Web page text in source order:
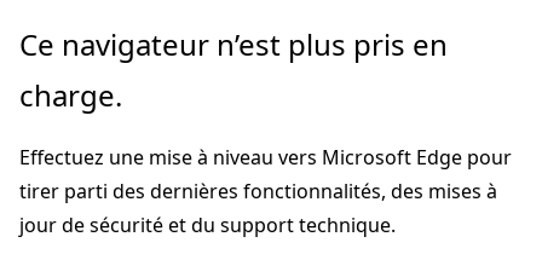
Passer
directement
au
principal
Ce navigateur n’est plus pris en
charge.
Effectuez une mise à niveau vers Microsoft Edge pour
tirer parti des dernières fonctionnalités, des mises à
jour de sécurité et du support technique.